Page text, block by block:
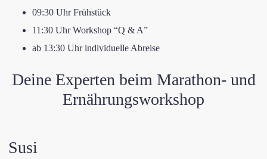
​09:30 Uhr Frühstück
​11:30 Uhr Workshop “Q & A”
​ab 13:30 Uhr individuelle Abreise
Deine Experten beim Marathon- und
Ernährungsworkshop
​Susi